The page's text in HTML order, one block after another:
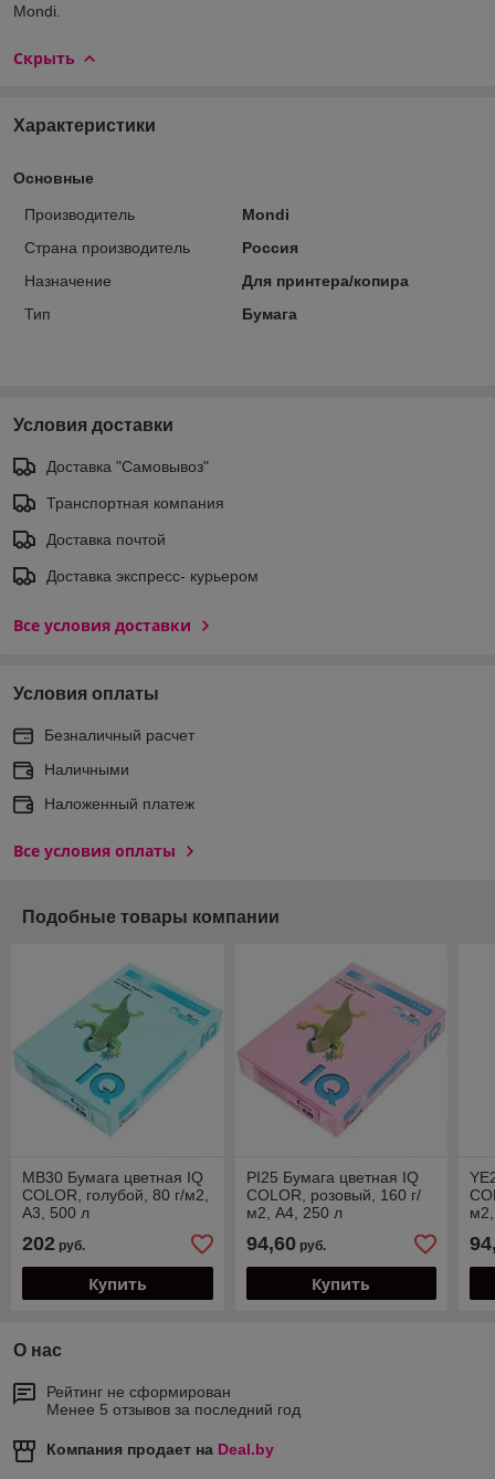
Mondi.
Скрыть
Характеристики
Основные
Производитель
Mondi
Страна производитель
Россия
Назначение
Для принтера/копира
Тип
Бумага
Условия доставки
Доставка "Самовывоз"
Транспортная компания
Доставка почтой
Доставка экспреcс- курьером
Все условия доставки
Условия оплаты
Безналичный расчет
Наличными
Наложенный платеж
Все условия оплаты
Подобные товары компании
MB30 Бумага цветная IQ
COLOR, голубой, 80 г/м2,
А3, 500 л
202 руб.
Купить
PI25 Бумага цветная IQ
COLOR, розовый, 160 г/
м2, А4, 250 л
94,60руб.
Купить
О нас
Рейтинг не сформирован
Менее 5 отзывов за последний год
Компания продает на Deal.by